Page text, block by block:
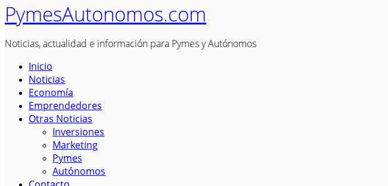
PymesAutonomos.com
Noticias, actualidad e información para Pymes y Autónomos
Inicio
Noticias
Economía
Emprendedores
Otras Noticias
Inversiones
Marketing
Pymes
Autónomos